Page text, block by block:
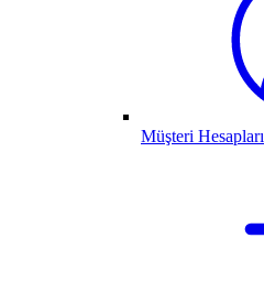
Müşteri Hesapları